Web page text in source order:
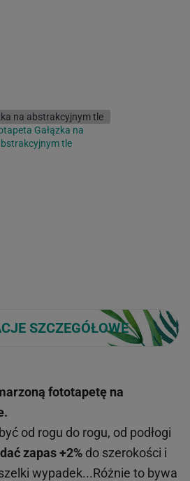
Gałązka na
tle
SZCZEGÓŁOWE
fototapetę na
od rogu do rogu, od podłogi
zapas +2% do szerokości i
wypadek...Różnie to bywa